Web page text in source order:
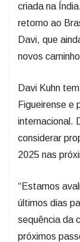
criada na
retorno ao
Davi, que
novos
Davi Kuhn
Figueirense e
internacional.
considerar
2025 nas
“Estamos
últimos dias
sequência da
próximos